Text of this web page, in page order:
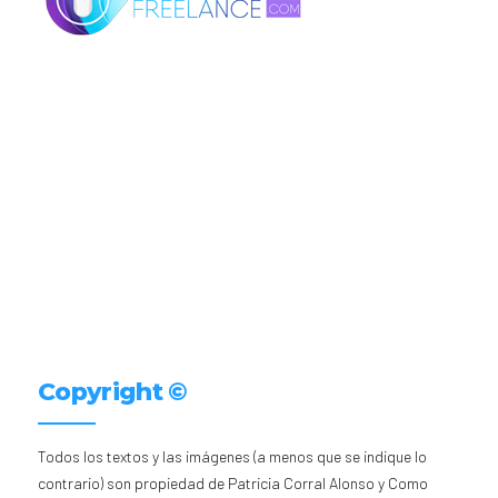
Copyright ©
Todos los textos y las imágenes (a menos que se indique lo
contrario) son propiedad de Patricia Corral Alonso y Como